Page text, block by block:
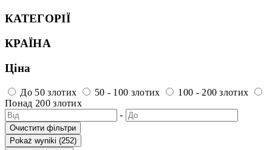
КАТЕГОРІЇ
КРАЇНА
Ціна
До 50 злотих 50 - 100 злотих
100 - 200 злотих
Понад 200 злотих
-
Очистити фільтри
Pokaż wyniki (252)